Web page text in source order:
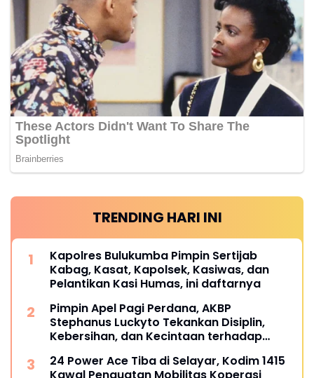
TRENDING HARI INI
Kapolres Bulukumba Pimpin Sertijab
Kabag, Kasat, Kapolsek, Kasiwas, dan
Pelantikan Kasi Humas, ini daftarnya
Pimpin Apel Pagi Perdana, AKBP
Stephanus Luckyto Tekankan Disiplin,
Kebersihan, dan Kecintaan terhadap
24 Power Ace Tiba di Selayar, Kodim 1415
Kawal Penguatan Mobilitas Koperasi